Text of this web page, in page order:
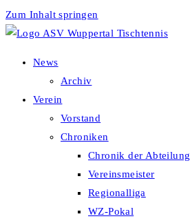
Zum Inhalt springen
News
Archiv
Verein
Vorstand
Chroniken
Chronik der Abteilung
Vereinsmeister
Regionalliga
WZ-Pokal